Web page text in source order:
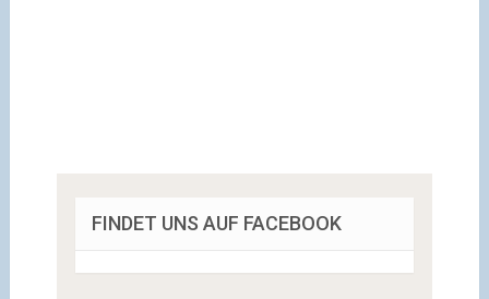
FINDET UNS AUF FACEBOOK